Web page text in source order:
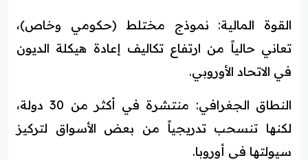
القوة المالية: نموذج مختلط (حكومي وخاص)،
تعاني حالياً من ارتفاع تكاليف إعادة هيكلة الديون
في الاتحاد الأوروبي.
النطاق الجغرافي: منتشرة في أكثر من 30 دولة،
لكنها تنسحب تدريجياً من بعض الأسواق لتركيز
سيولتها في أوروبا.